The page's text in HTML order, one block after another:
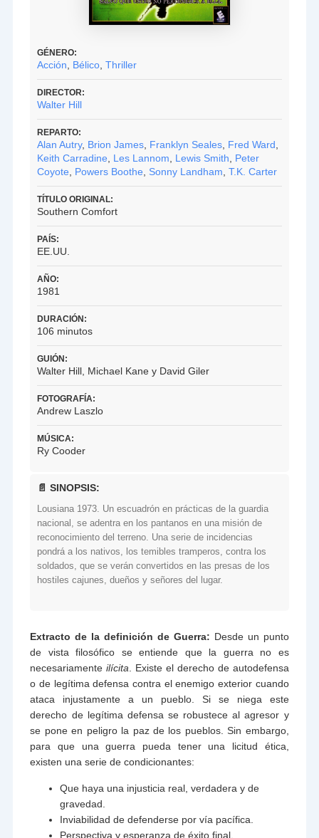
GÉNERO:
Acción, Bélico,Thriller
DIRECTOR:
Walter Hill
REPARTO:
Alan Autry, Brion James, Franklyn Seales, Fred Ward,
Keith Carradine, Les Lannom, Lewis Smith, Peter
Coyote, Powers Boothe, Sonny Landham,T.K. Carter
TÍTULO ORIGINAL:
Southern Comfort
PAÍS:
EE.UU.
AÑO:
1981
DURACIÓN:
106 minutos
GUIÓN:
Walter Hill, Michael Kane y David Giler
FOTOGRAFÍA:
Andrew Laszlo
MÚSICA:
Ry Cooder
📄 SINOPSIS:
Lousiana 1973. Un escuadrón en prácticas de la guardia
nacional, se adentra en los pantanos en una misión de
reconocimiento del terreno. Una serie de incidencias
pondrá a los nativos, los temibles tramperos, contra los
soldados, que se verán convertidos en las presas de los
hostiles cajunes, dueños y señores del lugar.
Extracto de la definición de Guerra: Desde un punto
de vista filosófico se entiende que la guerra no es
necesariamenteilícita . Existe el derecho de autodefensa
o de legítima defensa contra el enemigo exterior cuando
ataca injustamente a un pueblo. Si se niega este
derecho de legítima defensa se robustece al agresor y
se pone en peligro la paz de los pueblos. Sin embargo,
para que una guerra pueda tener una licitud ética,
existen una serie de condicionantes:
Que haya una injusticia real, verdadera y de
gravedad.
Inviabilidad de defenderse por vía pacífica.
Perspectiva y esperanza de éxito final.